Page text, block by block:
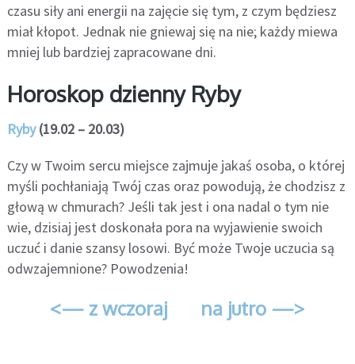
czasu siły ani energii na zajęcie się tym, z czym będziesz
miał kłopot. Jednak nie gniewaj się na nie; każdy miewa
mniej lub bardziej zapracowane dni.
Horoskop dzienny Ryby
Ryby(19.02 – 20.03)
Czy w Twoim sercu miejsce zajmuje jakaś osoba, o której
myśli pochłaniają Twój czas oraz powodują, że chodzisz z
głową w chmurach? Jeśli tak jest i ona nadal o tym nie
wie, dzisiaj jest doskonała pora na wyjawienie swoich
uczuć i danie szansy losowi. Być może Twoje uczucia są
odwzajemnione? Powodzenia!
<— z wczoraj na jutro —>